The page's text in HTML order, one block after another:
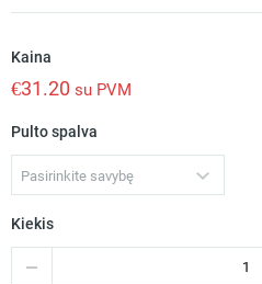
Kaina
€31.20 su PVM
Pulto spalva
Pasirinkite savybę
Kiekis